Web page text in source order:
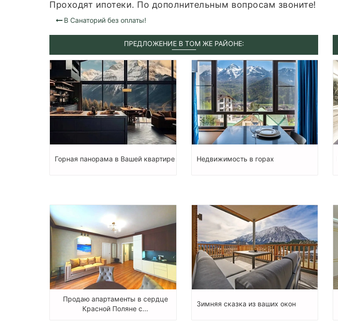
Проходят ипотеки. По дополнительным вопросам звоните!
В Санаторий без оплаты!
ПРЕДЛОЖЕНИЕ В ТОМ ЖЕ РАЙОНЕ:
Горная панорама в Вашей квартире Недвижимость в горах
Продаю апартаменты в сердце
Красной Поляне с...
Зимняя сказка из ваших окон